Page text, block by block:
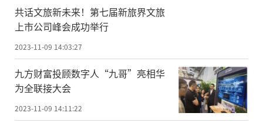
共话文旅新未来！第七届新旅界文旅
上市公司峰会成功举行
2023-11-09 14:03:27
九方财富投顾数字人“九哥”亮相华
为全联接大会
2023-11-09 14:11:22